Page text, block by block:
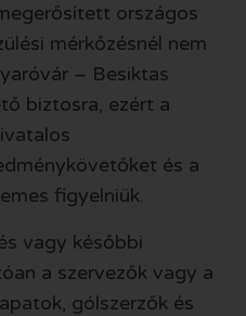
országos
mérkőzésnél nem
– Besiktas
biztosra, ezért a
és a
figyelniük.
vagy későbbi
a szervezők vagy a
gólszerzők és